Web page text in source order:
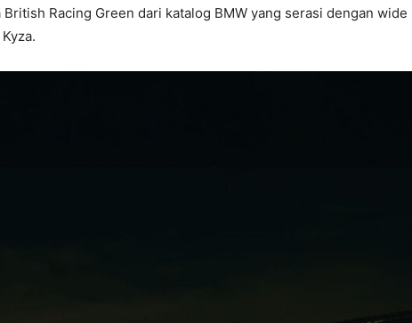
Racing Green dari katalog BMW yang serasi dengan wide